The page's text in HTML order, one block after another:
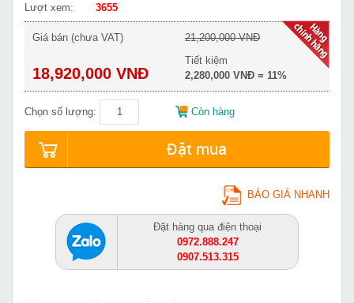
Lượt xem:
3655
Giá bán (chưa VAT)
18,920,000 VNĐ
21,200,000 VNĐ
Tiết kiệm
2,280,000 VNĐ = 11%
Chọn số lượng: Còn hàng
Đặt mua
BÁO GIÁ NHANH
Đặt hàng qua điện thoại
0972.888.247
0907.513.315